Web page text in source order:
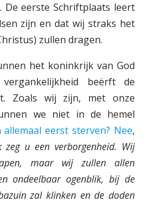
De eerste Schriftplaats leert
zijn en dat wij straks het
zullen dragen.
het koninkrijk van God
beërft de
Zoals wij zijn, met onze
we niet in de hemel
eerst sterven? Nee,
zeg u een verborgenheid. Wij
maar wij zullen allen
ondeelbaar ogenblik, bij de
zal klinken en de doden